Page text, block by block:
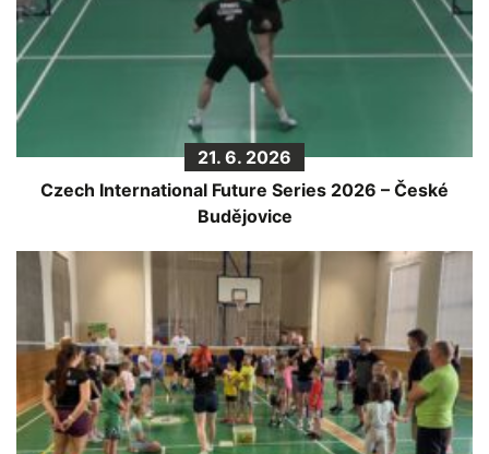
21. 6. 2026
Czech International Future Series 2026 – České
Budějovice